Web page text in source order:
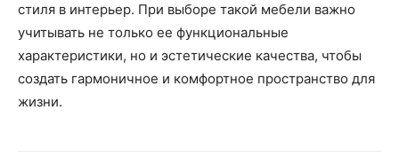
стиля в интерьер. При выборе такой мебели важно
учитывать не только ее функциональные
характеристики, но и эстетические качества, чтобы
создать гармоничное и комфортное пространство для
жизни.